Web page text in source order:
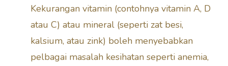
Kekurangan vitamin (contohnya vitamin A, D
atau C) atau mineral (seperti zat besi,
kalsium, atau zink) boleh menyebabkan
pelbagai masalah kesihatan seperti anemia,